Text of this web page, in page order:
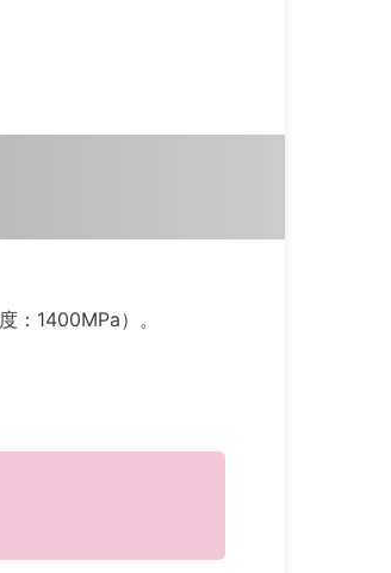
：1400MPa）。